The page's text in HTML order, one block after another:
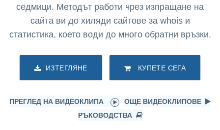
седмици. Методът работи чрез изпращане на
сайта ви до хиляди сайтове за whois и
статистика, което води до много обратни връзки.
ИЗТЕГЛЯНЕ КУПЕТЕ СЕГА
ПРЕГЛЕД НА ВИДЕОКЛИПА
ОЩЕ ВИДЕОКЛИПОВЕ
РЪКОВОДСТВА